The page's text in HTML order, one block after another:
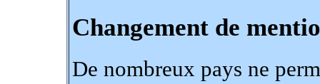
Changement de
De nombreux pays ne